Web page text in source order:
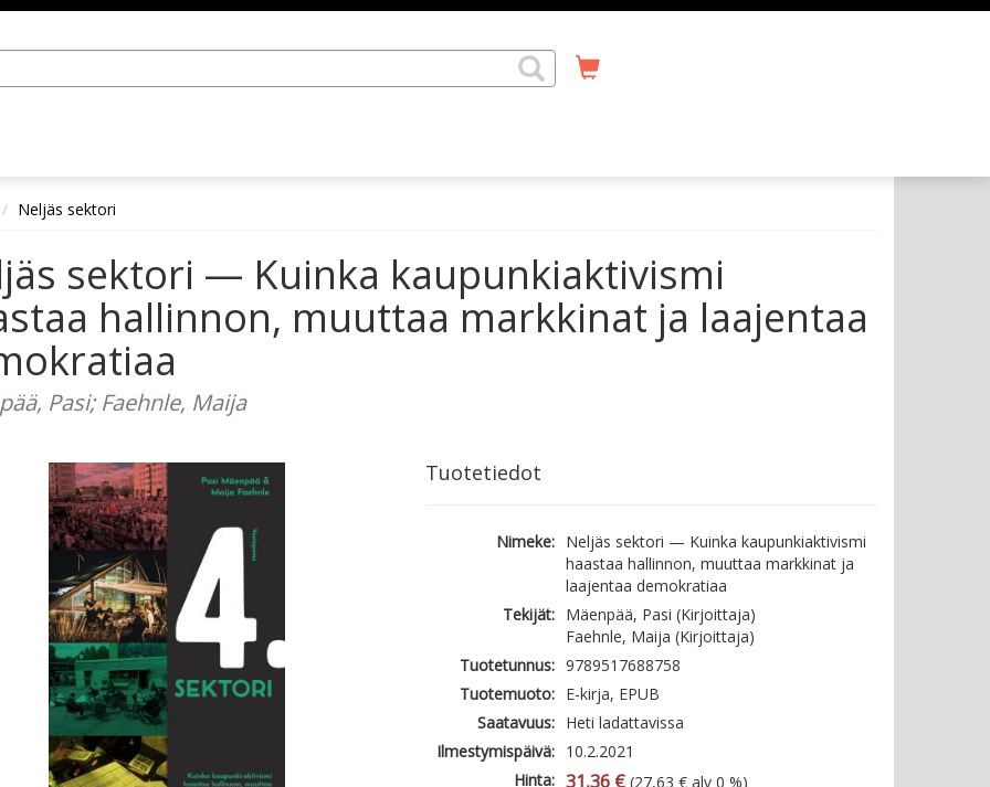
Neljäs sektori
sektori — Kuinka kaupunkiaktivismi
hallinnon, muuttaa markkinat ja laajentaa
Pasi; Faehnle, Maija
Tuotetiedot
Nimeke: Neljäs sektori — Kuinka kaupunkiaktivismi
haastaa hallinnon, muuttaa markkinat ja
laajentaa demokratiaa
Tekijät: Mäenpää, Pasi (Kirjoittaja)
Faehnle, Maija (Kirjoittaja)
Tuotetunnus: 9789517688758
Tuotemuoto: E-kirja, EPUB
Saatavuus: Heti ladattavissa
Ilmestymispäivä: 10.2.2021
Hinta: 31,36 € (27,63 € alv 0 %)